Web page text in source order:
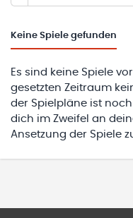
Keine Spiele gefunden
Es sind keine Spiele
gesetzten Zeitraum
der Spielpläne ist
dich im Zweifel an
Ansetzung der Spiele